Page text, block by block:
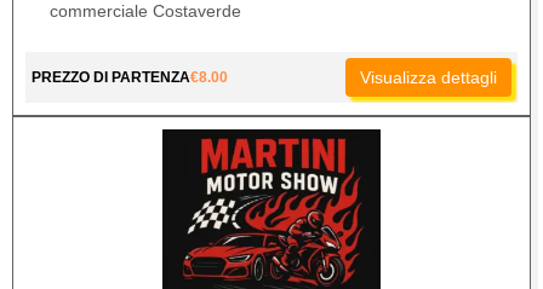
commerciale Costaverde
PREZZO DI PARTENZA€8.00 Visualizza dettagli